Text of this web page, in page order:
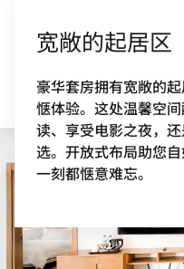
宽敞的起居区
豪华套房拥有宽敞的
惬体验。这处温馨空
读、享受电影之夜，
选。开放式布局助您
一刻都惬意难忘。